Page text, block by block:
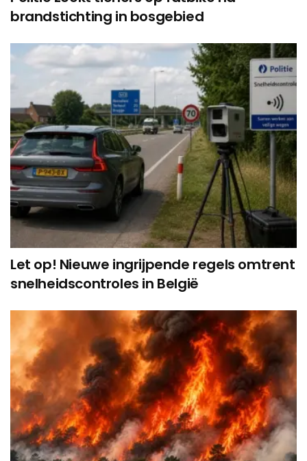
brandstichting in bosgebied
Let op! Nieuwe ingrijpende regels omtrent
snelheidscontroles in België